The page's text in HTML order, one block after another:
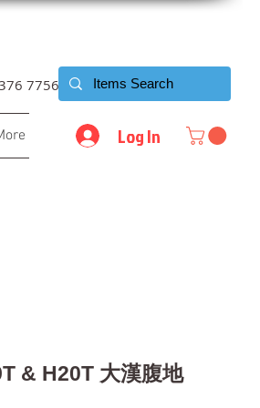
7756
Log In
& H20T 大漢腹地